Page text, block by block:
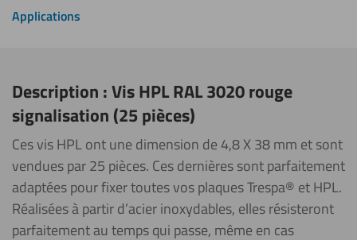
Applications
Description : Vis HPL RAL 3020 rouge
signalisation (25 pièces)
Ces vis HPL ont une dimension de 4,8 X 38 mm et sont
vendues par 25 pièces. Ces dernières sont parfaitement
adaptées pour fixer toutes vos plaques Trespa® et HPL.
Réalisées à partir d’acier inoxydables, elles résisteront
parfaitement au temps qui passe, même en cas